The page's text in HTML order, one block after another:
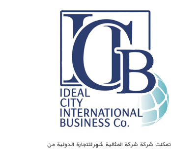
تمكنت شركة شركة المثالية شهر للتجارة الدولية من